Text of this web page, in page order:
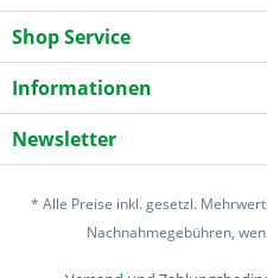
Shop Service
Informationen
Newsletter
* Alle Preise inkl. gesetzl.
Nachnahmegebühren,